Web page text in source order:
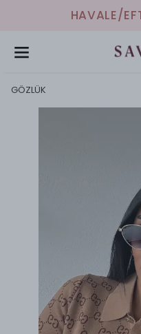
HAVALE/
GÖZLÜK